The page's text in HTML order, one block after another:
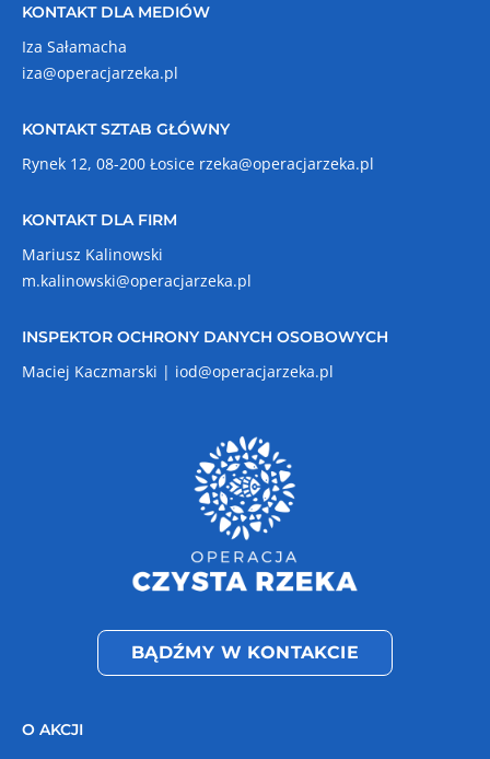
KONTAKT DLA MEDIÓW
Iza Sałamacha
iza@operacjarzeka.pl
KONTAKT SZTAB GŁÓWNY
Rynek 12, 08-200 Łosice rzeka@operacjarzeka.pl
KONTAKT DLA FIRM
Mariusz Kalinowski
m.kalinowski@operacjarzeka.pl
INSPEKTOR OCHRONY DANYCH OSOBOWYCH
Maciej Kaczmarski | iod@operacjarzeka.pl
BĄDŹMY W KONTAKCIE
O AKCJI